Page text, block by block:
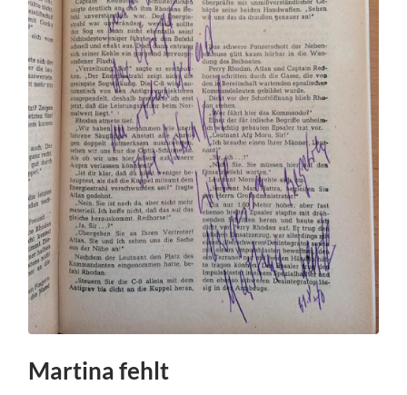
Martina fehlt